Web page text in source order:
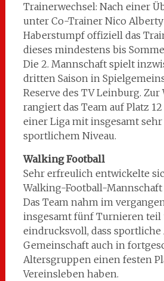
Trainerwechsel: Nach einer
unter Co-Trainer Nico
Haberstumpf offiziell das
dieses mindestens bis
Die 2. Mannschaft spielt
dritten Saison in
Reserve des TV Leinburg. Zur
rangiert das Team auf Platz
einer Liga mit insgesamt
sportlichem Niveau.
Walking Football
Sehr erfreulich entwickelte
Walking-Football-Mannschaft
Das Team nahm im
insgesamt fünf Turnieren teil
eindrucksvoll, dass
Gemeinschaft auch in
Altersgruppen einen festen
Vereinsleben haben.